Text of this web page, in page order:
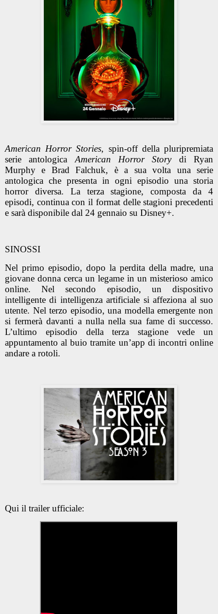
American Horror Stories, spin-off della pluripremiata
serie antologica American Horror Storydi Ryan
Murphy e Brad Falchuk, è a sua volta una serie
antologica che presenta in ogni episodio una storia
horror diversa. La terza stagione, composta da 4
episodi, continua con il format delle stagioni precedenti
e sarà disponibile dal 24 gennaio su Disney+.
SINOSSI
Nel primo episodio, dopo la perdita della madre, una
giovane donna cerca un legame in un misterioso amico
online. Nel secondo episodio, un dispositivo
intelligente di intelligenza artificiale si affeziona al suo
utente. Nel terzo episodio, una modella emergente non
si fermerà davanti a nulla nella sua fame di successo.
L’ultimo episodio della terza stagione vede un
appuntamento al buio tramite un’app di incontri online
andare a rotoli.
Qui il trailer ufficiale: